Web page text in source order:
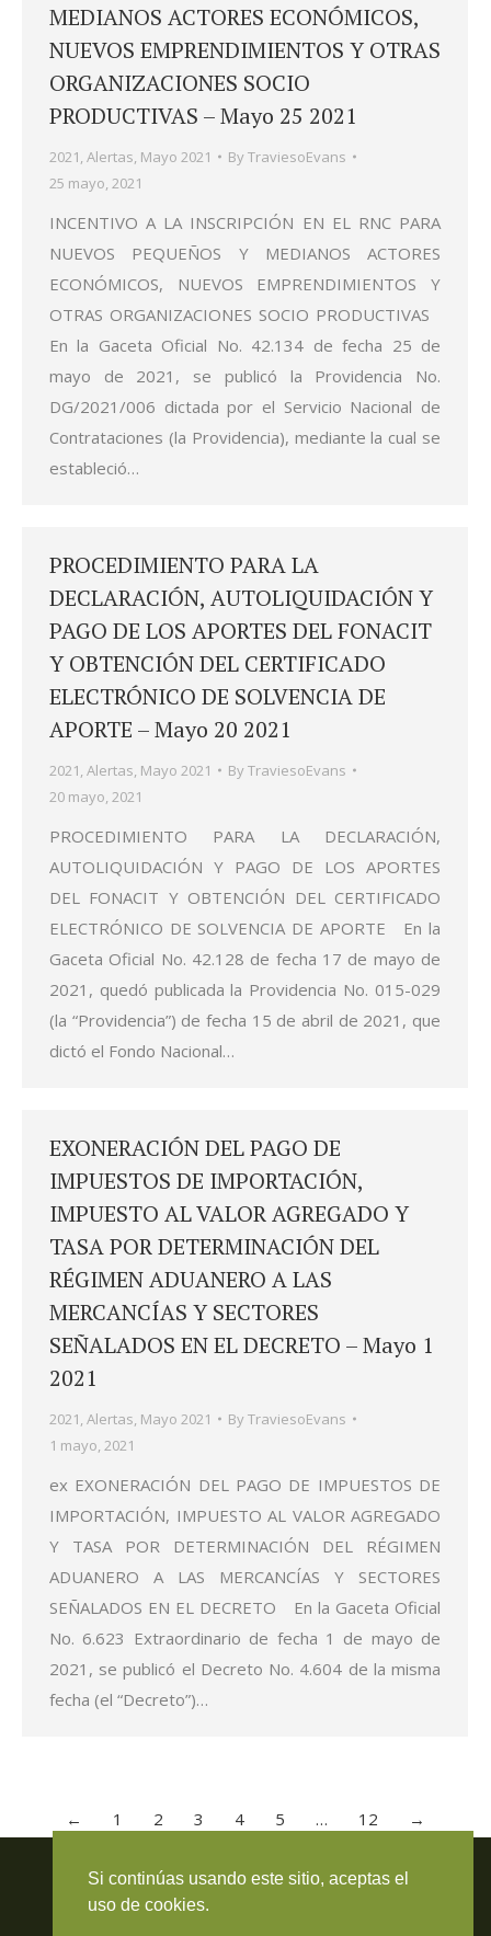
MEDIANOS ACTORES ECONÓMICOS,
NUEVOS EMPRENDIMIENTOS Y OTRAS
ORGANIZACIONES SOCIO
PRODUCTIVAS – Mayo 25 2021
2021, Alertas, Mayo 2021 ByTraviesoEvans
25 mayo, 2021
INCENTIVO A LA INSCRIPCIÓN EN EL RNC PARA
NUEVOS PEQUEÑOS Y MEDIANOS ACTORES
ECONÓMICOS, NUEVOS EMPRENDIMIENTOS Y
OTRAS ORGANIZACIONES SOCIO PRODUCTIVAS
En la Gaceta Oficial No. 42.134 de fecha 25 de
mayo de 2021, se publicó la Providencia No.
DG/2021/006 dictada por el Servicio Nacional de
Contrataciones (la Providencia), mediante la cual se
estableció…
PROCEDIMIENTO PARA LA
DECLARACIÓN, AUTOLIQUIDACIÓN Y
PAGO DE LOS APORTES DEL FONACIT
Y OBTENCIÓN DEL CERTIFICADO
ELECTRÓNICO DE SOLVENCIA DE
APORTE – Mayo 20 2021
2021, Alertas, Mayo 2021 ByTraviesoEvans
20 mayo, 2021
PROCEDIMIENTO PARA LA DECLARACIÓN,
AUTOLIQUIDACIÓN Y PAGO DE LOS APORTES
DEL FONACIT Y OBTENCIÓN DEL CERTIFICADO
ELECTRÓNICO DE SOLVENCIA DE APORTE En la
Gaceta Oficial No. 42.128 de fecha 17 de mayo de
2021, quedó publicada la Providencia No. 015-029
(la “Providencia”) de fecha 15 de abril de 2021, que
dictó el Fondo Nacional…
EXONERACIÓN DEL PAGO DE
IMPUESTOS DE IMPORTACIÓN,
IMPUESTO AL VALOR AGREGADO Y
TASA POR DETERMINACIÓN DEL
RÉGIMEN ADUANERO A LAS
MERCANCÍAS Y SECTORES
SEÑALADOS EN EL DECRETO – Mayo 1
2021
2021, Alertas, Mayo 2021 ByTraviesoEvans
1 mayo, 2021
ex EXONERACIÓN DEL PAGO DE IMPUESTOS DE
IMPORTACIÓN, IMPUESTO AL VALOR AGREGADO
Y TASA POR DETERMINACIÓN DEL RÉGIMEN
ADUANERO A LAS MERCANCÍAS Y SECTORES
SEÑALADOS EN EL DECRETO En la Gaceta Oficial
No. 6.623 Extraordinario de fecha 1 de mayo de
2021, se publicó el Decreto No. 4.604 de la misma
fecha (el “Decreto”)…
← 1 2 3 4 5 … 12 →
© 2026 Todos los derechos reservados. RIF J-000371423
Si continúas usando este sitio, aceptas el
uso de cookies.